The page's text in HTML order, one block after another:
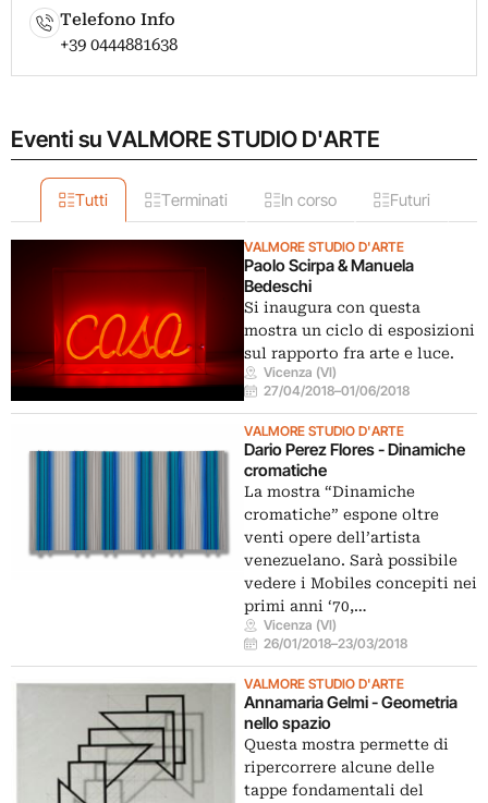
Telefono Info
+39 0444881638
Eventi su VALMORE STUDIO D'ARTE
Tutti Terminati In corso Futuri
VALMORE STUDIO D'ARTE
Paolo Scirpa & Manuela
Bedeschi
Si inaugura con questa
mostra un ciclo di esposizioni
sul rapporto fra arte e luce.
Vicenza (VI)
27/04/2018–01/06/2018
VALMORE STUDIO D'ARTE
Dario Perez Flores - Dinamiche
cromatiche
La mostra “Dinamiche
cromatiche” espone oltre
venti opere dell’artista
venezuelano. Sarà possibile
vedere i Mobiles concepiti nei
primi anni ‘70,…
Vicenza (VI)
26/01/2018–23/03/2018
VALMORE STUDIO D'ARTE
Annamaria Gelmi - Geometria
nello spazio
Questa mostra permette di
ripercorrere alcune delle
tappe fondamentali del